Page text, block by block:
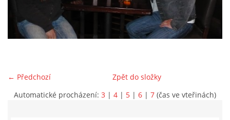
MLADŠÍ ŽÁCI
STARŠÍ PŘÍPRAVKA R 2012 + 2013
← Předchozí
Zpět do složky
Automatické procházení: 3 | 4 | 5 | 6 | 7 (čas ve vteřinách)